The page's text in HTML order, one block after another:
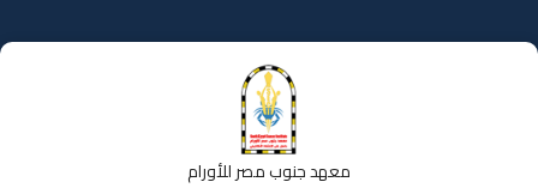
إلى
المحتوى
معهد جنوب مصر للأورام